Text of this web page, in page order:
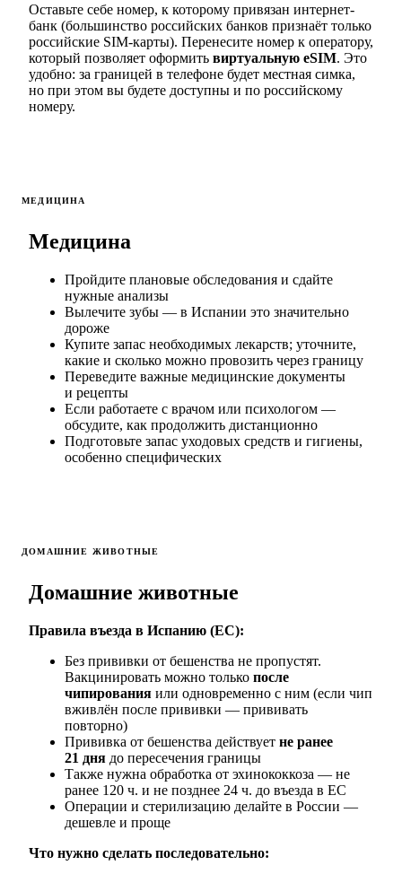
Оставьте себе номер, к которому привязан интернет-
банк (большинство российских банков признаёт только
российские SIM-карты). Перенесите номер к оператору,
который позволяет оформить виртуальную eSIM. Это
удобно: за границей в телефоне будет местная симка,
но при этом вы будете доступны и по российскому
номеру.
МЕДИЦИНА
Медицина
Пройдите плановые обследования и сдайте
нужные анализы
Вылечите зубы — в Испании это значительно
дороже
Купите запас необходимых лекарств; уточните,
какие и сколько можно провозить через границу
Переведите важные медицинские документы
и рецепты
Если работаете с врачом или психологом —
обсудите, как продолжить дистанционно
Подготовьте запас уходовых средств и гигиены,
особенно специфических
ДОМАШНИЕ ЖИВОТНЫЕ
Домашние животные
Правила въезда в Испанию (ЕС):
Без прививки от бешенства не пропустят.
Вакцинировать можно только после
чипирования или одновременно с ним (если чип
вживлён после прививки — прививать
повторно)
Прививка от бешенства действует не ранее
21 дня до пересечения границы
Также нужна обработка от эхинококкоза — не
ранее 120 ч. и не позднее 24 ч. до въезда в ЕС
Операции и стерилизацию делайте в России —
дешевле и проще
Что нужно сделать последовательно: